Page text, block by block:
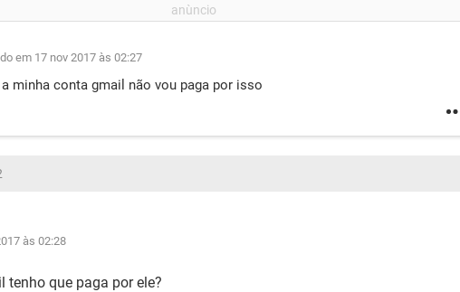
em 17 nov 2017 às 02:27
minha conta gmail não vou paga por isso
às 02:28
tenho que paga por ele?